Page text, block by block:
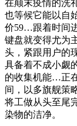
在颠末疫情的洗
也等候它能以自
价59…跟着时间
键盘就变得尤为
头，紧跟用户的
具备着不成小觑
的收集机能…正
间，以多旗舰策
将工做从头至尾
染物的洁净。